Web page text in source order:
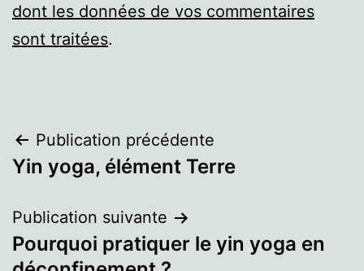
dont les données de vos commentaires
sont traitées.
Navigation
de
l’article
Publication précédente
Yin yoga, élément Terre
Publication suivante
Pourquoi pratiquer le yin yoga en